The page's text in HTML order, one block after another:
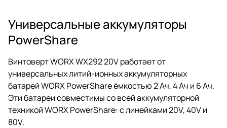
Универсальные аккумуляторы
PowerShare
Винтоверт WORX WX292 20V работает от
универсальных литий-ионных аккумуляторных
батарей WORX PowerShare ёмкостью 2 Ач, 4 Ач и 6 Ач.
Эти батареи совместимы со всей аккумуляторной
техникой WORX PowerShare: с линейками 20V, 40V и
80V.